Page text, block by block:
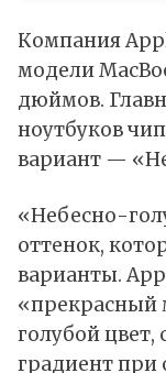
Компания
модели
дюймов.
ноутбуков чип
вариант —
«Небесно-
оттенок,
варианты.
«прекрасный
голубой
градиент при